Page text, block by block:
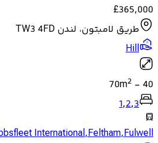
£365,000
طريق لامبتون، لندن TW3 4FD
Hill
40
-
70m2
1,2,3
International,Feltham,Fulwell